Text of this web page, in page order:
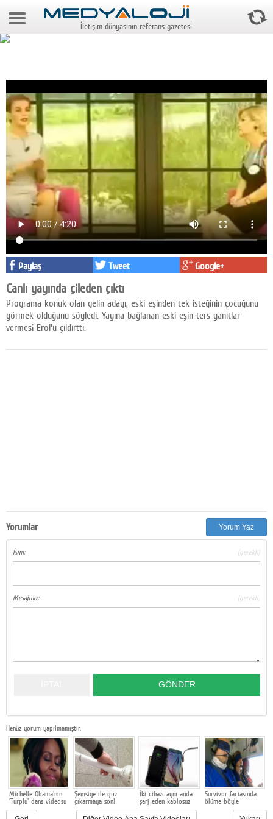
7 Ağustos 2026 8:09:17
Video Galeri
Gazeteler
Medya
Reyting-tiraj
Teknoloji
Televizyon
Dünya
Facebook
Diziler
Facebook
Google Plus
© 2026 TÜM HAKLARI SAKLIDIR
İletişim dünyasının referans gazetesi
Paylaş Tweet Google+
Canlı yayında çileden çıktı
Programa konuk olan gelin adayı, eski eşinden tek isteğinin çocuğunu
görmek olduğunu söyledi. Yayına bağlanan eski eşin ters yanıtlar
vermesi Erol'u çıldırttı.
Yorumlar Yorum Yaz
İsim: (gerekli)
Mesajınız: (gerekli)
Henüz yorum yapılmamıştır.
Michelle Obama'nın
'Turplu' dans videosu
Şemsiye ile göz
çıkarmaya son!
İki cihazı aynı anda
şarj eden kablosuz
şarj cihazı
Survivor faciasında
ölüme böyle